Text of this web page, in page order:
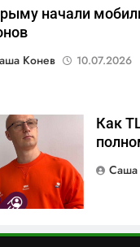
начали
Конев
10.07.2026
Как
Саша